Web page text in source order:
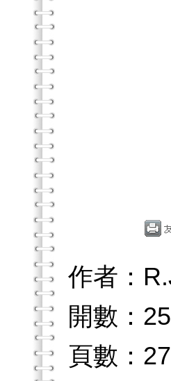
作者：
開數：25
頁數：